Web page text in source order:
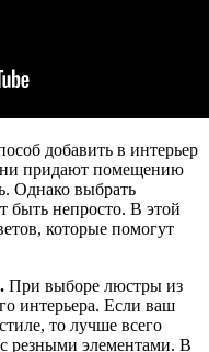
добавить в интерьер
придают помещению
Однако выбрать
быть непросто. В этой
которые помогут
При выборе люстры из
интерьера. Если ваш
то лучше всего
резными элементами. В